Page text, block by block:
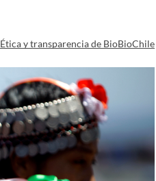
Ética y transparencia de BioBioChile